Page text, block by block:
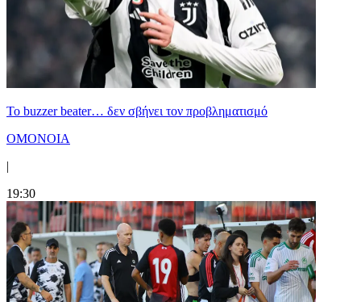
Το buzzer beater… δεν σβήνει τoν προβληματισμό
ΟΜΟΝΟΙΑ
|
19:30